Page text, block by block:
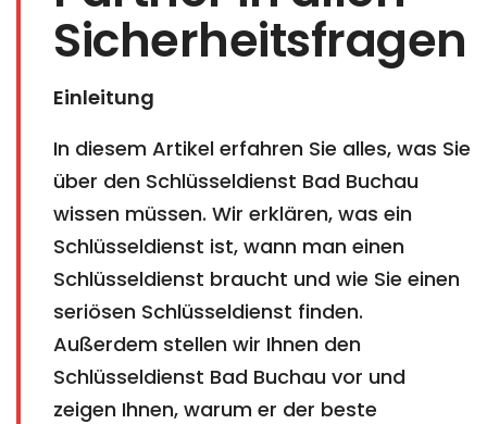
Sicherheitsfragen
Einleitung
In diesem Artikel erfahren Sie alles, was Sie
über den Schlüsseldienst Bad Buchau
wissen müssen. Wir erklären, was ein
Schlüsseldienst ist, wann man einen
Schlüsseldienst braucht und wie Sie einen
seriösen Schlüsseldienst finden.
Außerdem stellen wir Ihnen den
Schlüsseldienst Bad Buchau vor und
zeigen Ihnen, warum er der beste